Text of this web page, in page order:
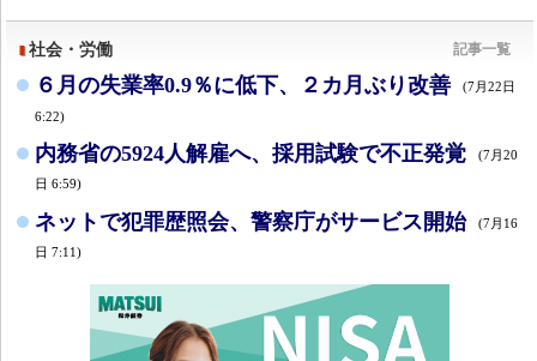
社会・労働 記事一覧
６月の失業率0.9％に低下、２カ月ぶり改善 (7月22日
6:22)
内務省の5924人解雇へ、採用試験で不正発覚
(7月20
日 6:59)
ネットで犯罪歴照会、警察庁がサービス開始
(7月16
日 7:11)